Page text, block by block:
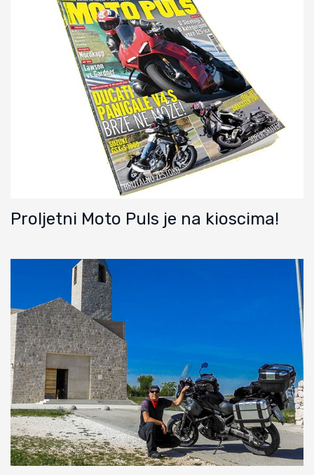
Proljetni Moto Puls je na kioscima!